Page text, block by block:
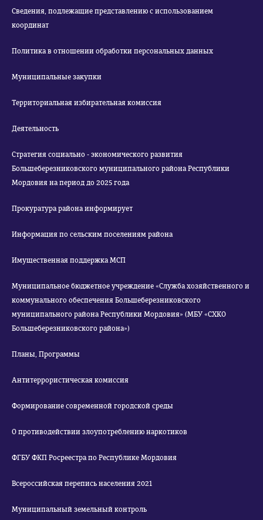
Сведения, подлежащие представлению с использованием
координат
Политика в отношении обработки персональных данных
Муниципальные закупки
Территориальная избирательная комиссия
Деятельность
Стратегия социально - экономического развития
Большеберезниковского муниципального района Республики
Мордовия на период до 2025 года
Прокуратура района информирует
Информация по сельским поселениям района
Имущественная поддержка МСП
Муниципальное бюджетное учреждение «Служба хозяйственного и
коммунального обеспечения Большеберезниковского
муниципального района Республики Мордовия» (МБУ «СХКО
Большеберезниковского района»)
Планы, Программы
Антитеррористическая комиссия
Формирование современной городской среды
О противодействии злоупотреблению наркотиков
ФГБУ ФКП Росреестра по Республике Мордовия
Всероссийская перепись населения 2021
Муниципальный земельный контроль